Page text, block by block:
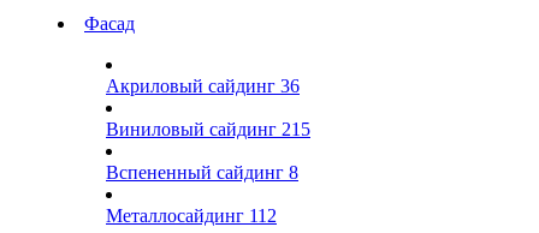
Фасад
Акриловый сайдинг 36
Виниловый сайдинг 215
Вспененный сайдинг 8
Металлосайдинг 112